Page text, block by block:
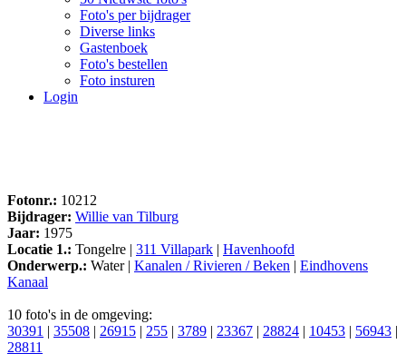
Foto's per bijdrager
Diverse links
Gastenboek
Foto's bestellen
Foto insturen
Login
Fotonr.: 10212
Bijdrager: Willie van Tilburg
Jaar: 1975
Locatie 1.: Tongelre | 311 Villapark | Havenhoofd
Onderwerp.: Water | Kanalen / Rivieren / Beken | Eindhovens
Kanaal
10 foto's in de omgeving:
30391 | 35508 | 26915 | 255 | 3789 | 23367 | 28824 | 10453 | 56943 |
28811